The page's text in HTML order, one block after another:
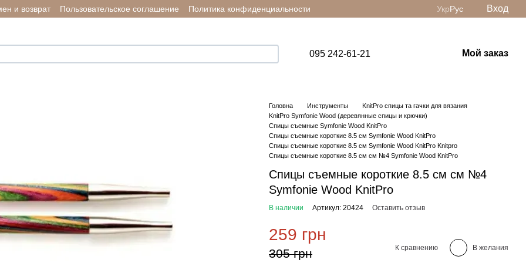
и возврат Пользовательское соглашение
Политика конфиденциальности
УкрРус Вход
095 242-61-21 Мой заказ
Головна Инструменты
KnitPro спицы та гачки для вязания
KnitPro Symfonie Wood (деревянные спицы и крючки)
Спицы съемные Symfonie Wood KnitPro
Спицы съемные короткие 8.5 см Symfonie Wood KnitPro
Спицы съемные короткие 8.5 см Symfonie Wood KnitPro Knitpro
Спицы съемные короткие 8.5 см см №4 Symfonie Wood KnitPro
Спицы съемные короткие 8.5 см см №4
Symfonie Wood KnitPro
В наличии Артикул: 20424 Оставить отзыв
259 грн
305 грн К сравнению В желания